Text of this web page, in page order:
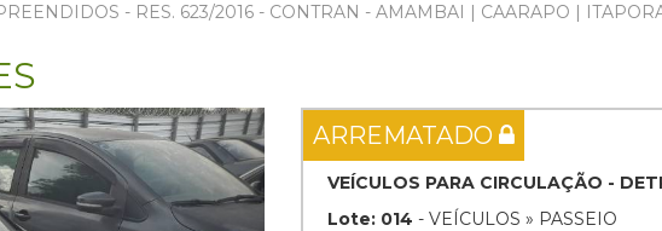
- RES. 623/2016 - CONTRAN - AMAMBAI | CAARAPO |
Next ARREMATADO
VEÍCULOS PARA CIRCULAÇÃO -
Lote: 014 - VEÍCULOS » PASSEIO